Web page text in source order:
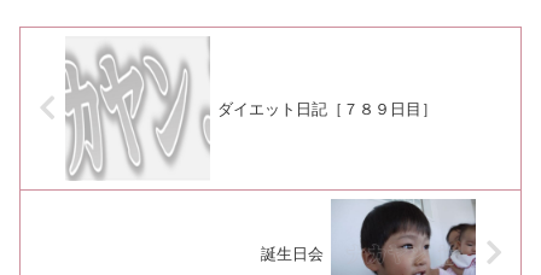
ダイエット日記［７８９日目］
誕生日会